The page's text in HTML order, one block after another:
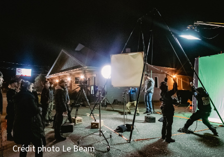
Crédit photo Le Beam